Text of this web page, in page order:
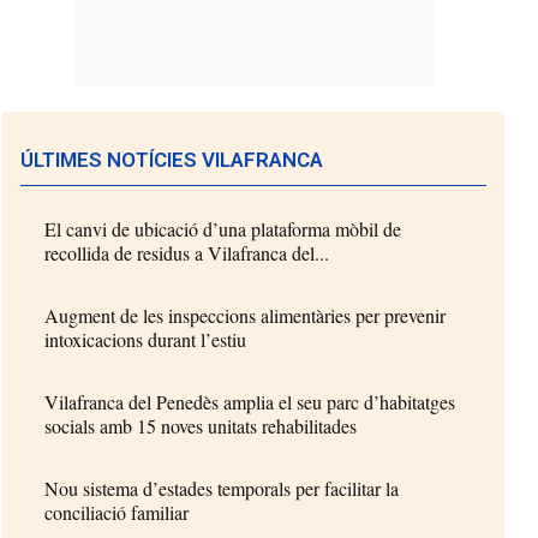
ÚLTIMES NOTÍCIES VILAFRANCA
El canvi de ubicació d’una plataforma mòbil de
recollida de residus a Vilafranca del...
Augment de les inspeccions alimentàries per prevenir
intoxicacions durant l’estiu
Vilafranca del Penedès amplia el seu parc d’habitatges
socials amb 15 noves unitats rehabilitades
Nou sistema d’estades temporals per facilitar la
conciliació familiar